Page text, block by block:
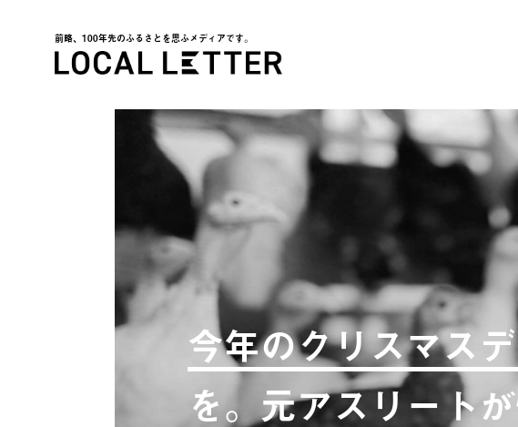
前略、100年先のふるさとを思ふメディアです。
今年のクリスマス
を。元アスリート